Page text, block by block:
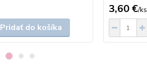
Pridať do košíka
3,60 €/ks